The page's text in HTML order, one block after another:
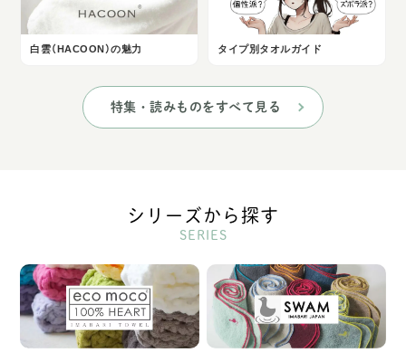
白雲（HACOON）の魅力 タイプ別タオルガイド
特集・読みものをすべて見る
シリーズから探す
SERIES